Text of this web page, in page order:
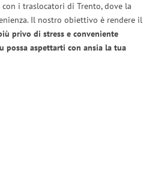
i traslocatori di Trento, dove la
Il nostro obiettivo è rendere il
privo di stress e conveniente
possa aspettarti con ansia la tua